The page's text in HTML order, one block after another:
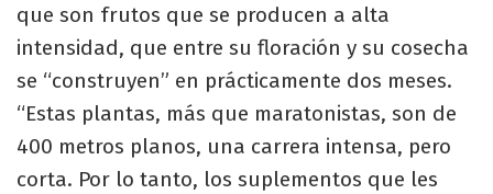
que son frutos que se producen a alta
intensidad, que entre su floración y su cosecha
se “construyen” en prácticamente dos meses.
“Estas plantas, más que maratonistas, son de
400 metros planos, una carrera intensa, pero
corta. Por lo tanto, los suplementos que les